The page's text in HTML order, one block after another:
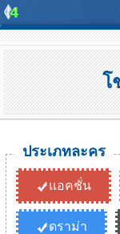
โ
ประเภทละคร
แอคชั่น
ดราม่า